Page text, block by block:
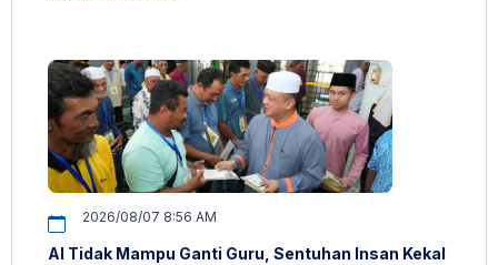
2026/08/07 8:56 AM
AI Tidak Mampu Ganti Guru, Sentuhan Insan Kekal